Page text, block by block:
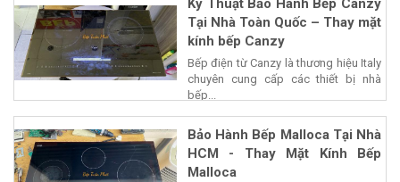
Kỹ Thuật Bảo Hành Bếp Canzy
Tại Nhà Toàn Quốc – Thay mặt
kính bếp Canzy
Bếp điện từ Canzy là thương hiệu Italy
chuyên cung cấp các thiết bị nhà
bếp...
Bảo Hành Bếp Malloca Tại Nhà
HCM - Thay Mặt Kính Bếp
Malloca